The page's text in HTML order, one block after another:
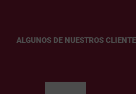
ALGUNOS DE NUESTROS